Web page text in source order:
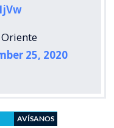
25, 2020
AVÍSANOS